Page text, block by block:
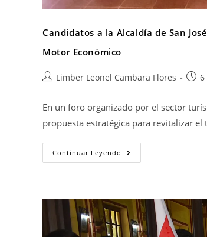
Candidatos a la Alcaldía de San
Motor Económico
Limber Leonel Cambara Flores 6
En un foro organizado por el sector
propuesta estratégica para revitalizar
Continuar Leyendo